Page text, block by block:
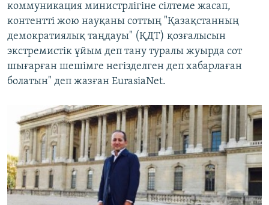
коммуникация министрлігіне сілтеме жасап,
контентті жою науқаны соттың "Қазақстанның
демократиялық таңдауы" (ҚДТ) қозғалысын
экстремистік ұйым деп тану туралы жуырда сот
шығарған шешімге негізделген деп хабарлаған
болатын" деп жазған EurasiaNet.